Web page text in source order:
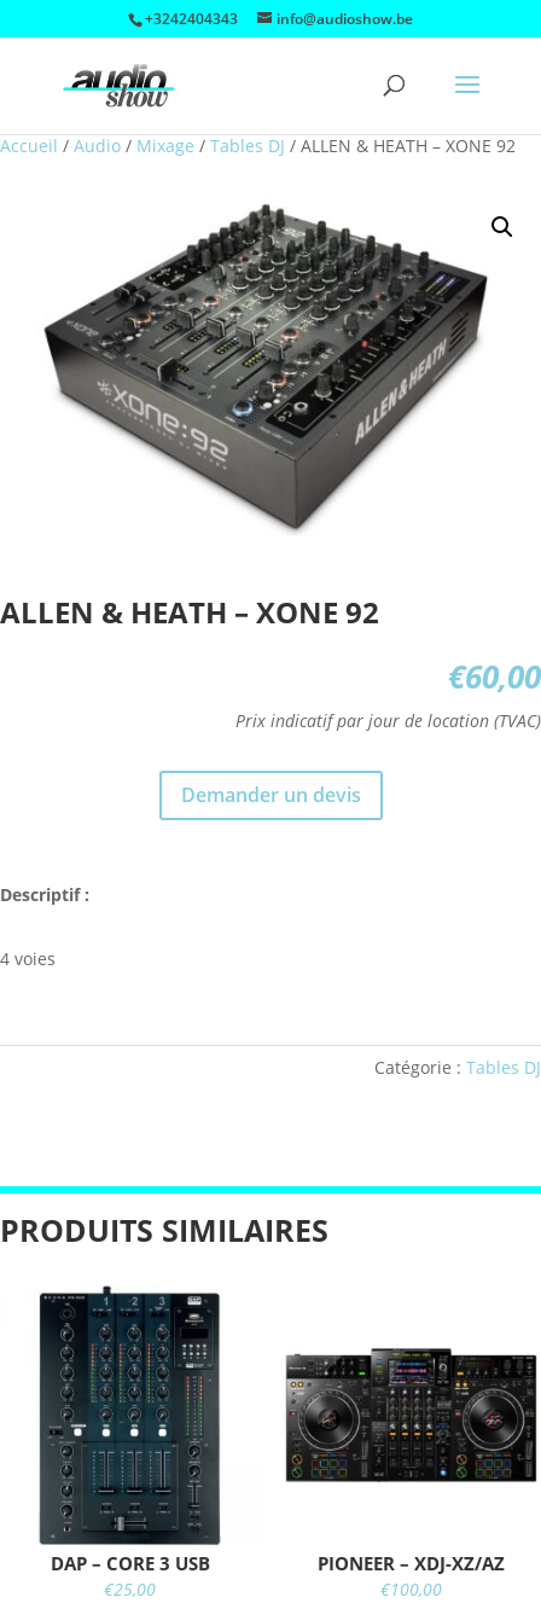
+3242404343 info@audioshow.be
Accueil / Audio / Mixage / Tables DJ / ALLEN & HEATH – XONE 92
ALLEN & HEATH – XONE 92
€60,00
Prix indicatif par jour de location (TVAC)
Demander un devis
Descriptif :
4 voies
Catégorie : Tables DJ
PRODUITS SIMILAIRES
DAP – CORE 3 USB
€25,00
PIONEER – XDJ-XZ/AZ
€100,00